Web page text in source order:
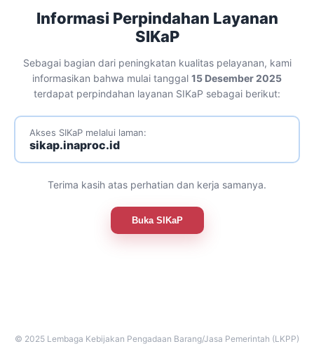
Informasi Perpindahan Layanan
SIKaP
Sebagai bagian dari peningkatan kualitas pelayanan, kami
informasikan bahwa mulai tanggal 15 Desember 2025
terdapat perpindahan layanan SIKaP sebagai berikut:
Akses SIKaP melalui laman:
sikap.inaproc.id
Terima kasih atas perhatian dan kerja samanya.
Buka SIKaP
© 2025 Lembaga Kebijakan Pengadaan Barang/Jasa Pemerintah (LKPP)